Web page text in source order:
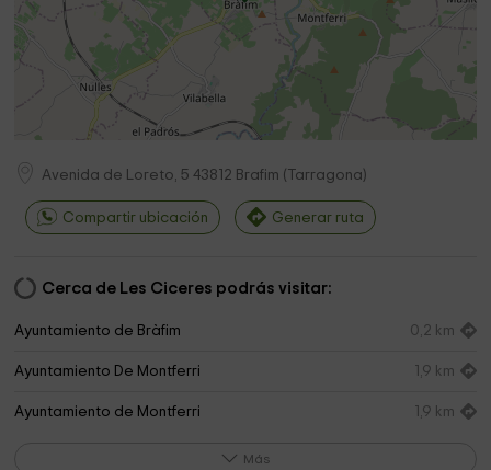
Avenida de Loreto, 5 43812 Brafim ( Tarragona)
Compartir ubicación Generar ruta
Cerca de Les Ciceres podrás visitar:
Ayuntamiento de Bràfim 0,2 km
Ayuntamiento De Montferri 1,9 km
Ayuntamiento de Montferri 1,9 km
Más